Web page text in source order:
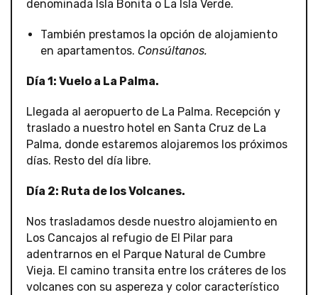
denominada Isla Bonita o La Isla Verde.
También prestamos la opción de alojamiento
en apartamentos. Consúltanos.
Día 1: Vuelo a La Palma.
Llegada al aeropuerto de La Palma. Recepción y
traslado a nuestro hotel en Santa Cruz de La
Palma, donde estaremos alojaremos los próximos
días. Resto del día libre.
Día 2: Ruta de los Volcanes.
Nos trasladamos desde nuestro alojamiento en
Los Cancajos al refugio de El Pilar para
adentrarnos en el Parque Natural de Cumbre
Vieja. El camino transita entre los cráteres de los
volcanes con su aspereza y color característico